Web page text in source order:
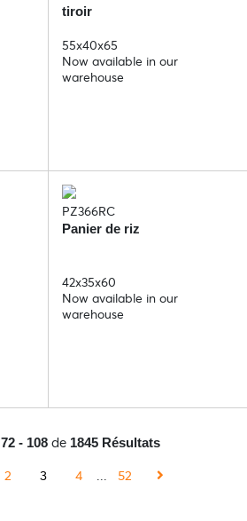
tiroir
55x40x65
Now available in our
warehouse
PZ366RC
Panier de riz
42x35x60
Now available in our
warehouse
72 - 108de 1845 Résultats
2 3 4 ... 52